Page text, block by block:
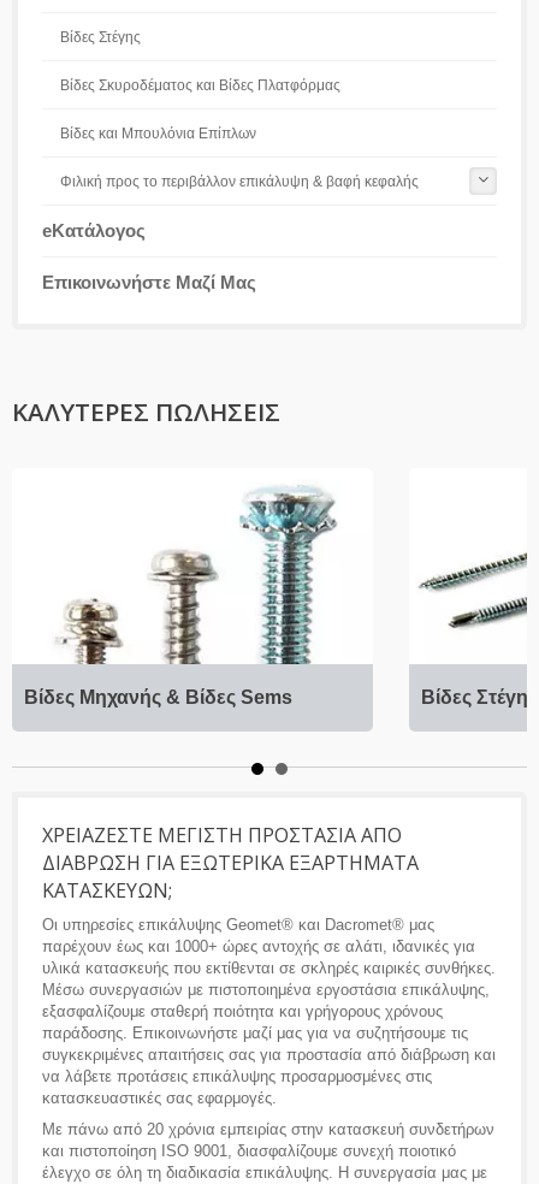
Βίδες Στέγης
Βίδες Σκυροδέματος και Βίδες Πλατφόρμας
Βίδες και Μπουλόνια Επίπλων
Φιλική προς το περιβάλλον επικάλυψη & βαφή κεφαλής
eΚατάλογος
Επικοινωνήστε Μαζί Μας
ΚΑΛΎΤΕΡΕΣ ΠΩΛΉΣΕΙΣ
Βίδες Μηχανής & Βίδες Sems Βίδες Στέγης
ΧΡΕΙΆΖΕΣΤΕ ΜΈΓΙΣΤΗ ΠΡΟΣΤΑΣΊΑ ΑΠΌ
ΔΙΆΒΡΩΣΗ ΓΙΑ ΕΞΩΤΕΡΙΚΆ ΕΞΑΡΤΉΜΑΤΑ
ΚΑΤΑΣΚΕΥΏΝ;
Οι υπηρεσίες επικάλυψης Geomet® και Dacromet® μας
παρέχουν έως και 1000+ ώρες αντοχής σε αλάτι, ιδανικές για
υλικά κατασκευής που εκτίθενται σε σκληρές καιρικές συνθήκες.
Μέσω συνεργασιών με πιστοποιημένα εργοστάσια επικάλυψης,
εξασφαλίζουμε σταθερή ποιότητα και γρήγορους χρόνους
παράδοσης. Επικοινωνήστε μαζί μας για να συζητήσουμε τις
συγκεκριμένες απαιτήσεις σας για προστασία από διάβρωση και
να λάβετε προτάσεις επικάλυψης προσαρμοσμένες στις
κατασκευαστικές σας εφαρμογές.
Με πάνω από 20 χρόνια εμπειρίας στην κατασκευή συνδετήρων
και πιστοποίηση ISO 9001, διασφαλίζουμε συνεχή ποιοτικό
έλεγχο σε όλη τη διαδικασία επικάλυψης. Η συνεργασία μας με